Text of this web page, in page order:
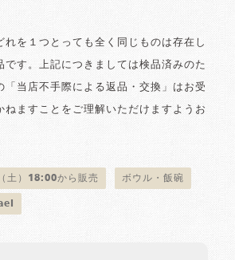
れを１つとっても全く同じものは存在し
です。上記につきましては検品済みのた
「当店不手際による返品・交換」はお受
ねますことをご理解いただけますようお
土）18:00から販売 ボウル・飯碗